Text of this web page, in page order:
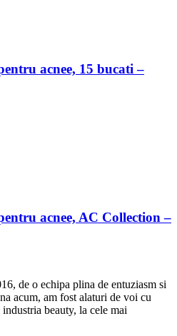
acnee, 15 bucati –
acnee, AC Collection –
de o echipa plina de entuziasm si
acum, am fost alaturi de voi cu
beauty, la cele mai